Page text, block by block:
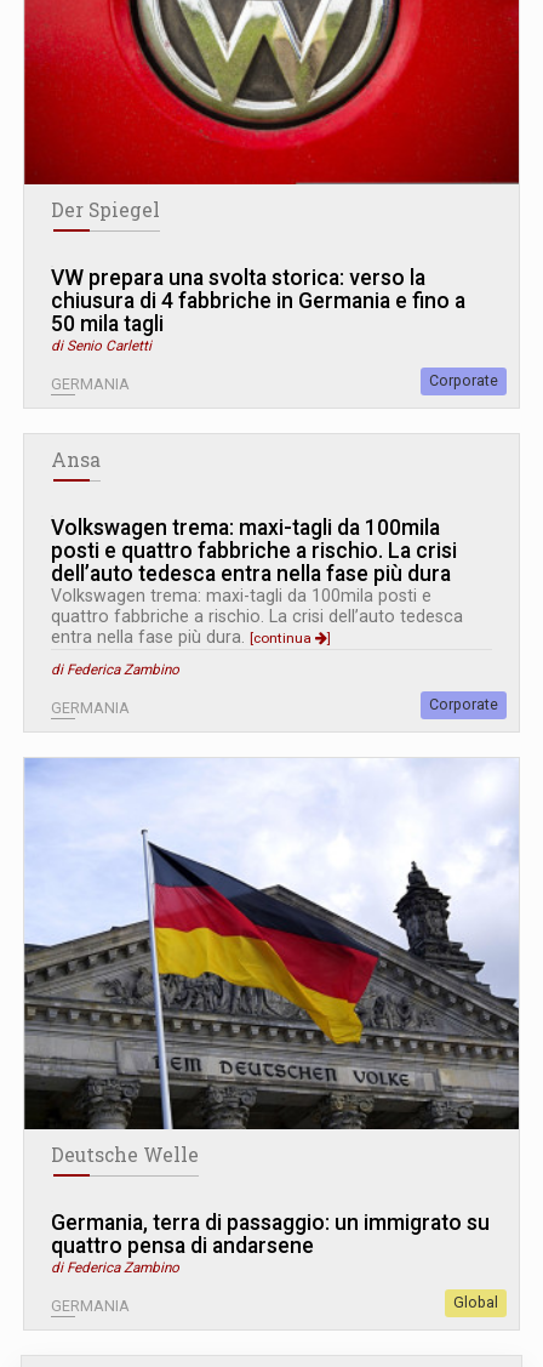
Der Spiegel
VW prepara una svolta storica: verso la
chiusura di 4 fabbriche in Germania e fino a
50 mila tagli
di Senio Carletti
GERMANIA Corporate
Ansa
Volkswagen trema: maxi-tagli da 100mila
posti e quattro fabbriche a rischio. La crisi
dell’auto tedesca entra nella fase più dura
Volkswagen trema: maxi-tagli da 100mila posti e
quattro fabbriche a rischio. La crisi dell’auto tedesca
entra nella fase più dura. [continua
]
di Federica Zambino
GERMANIA Corporate
Deutsche Welle
Germania, terra di passaggio: un immigrato su
quattro pensa di andarsene
di Federica Zambino
GERMANIA Global